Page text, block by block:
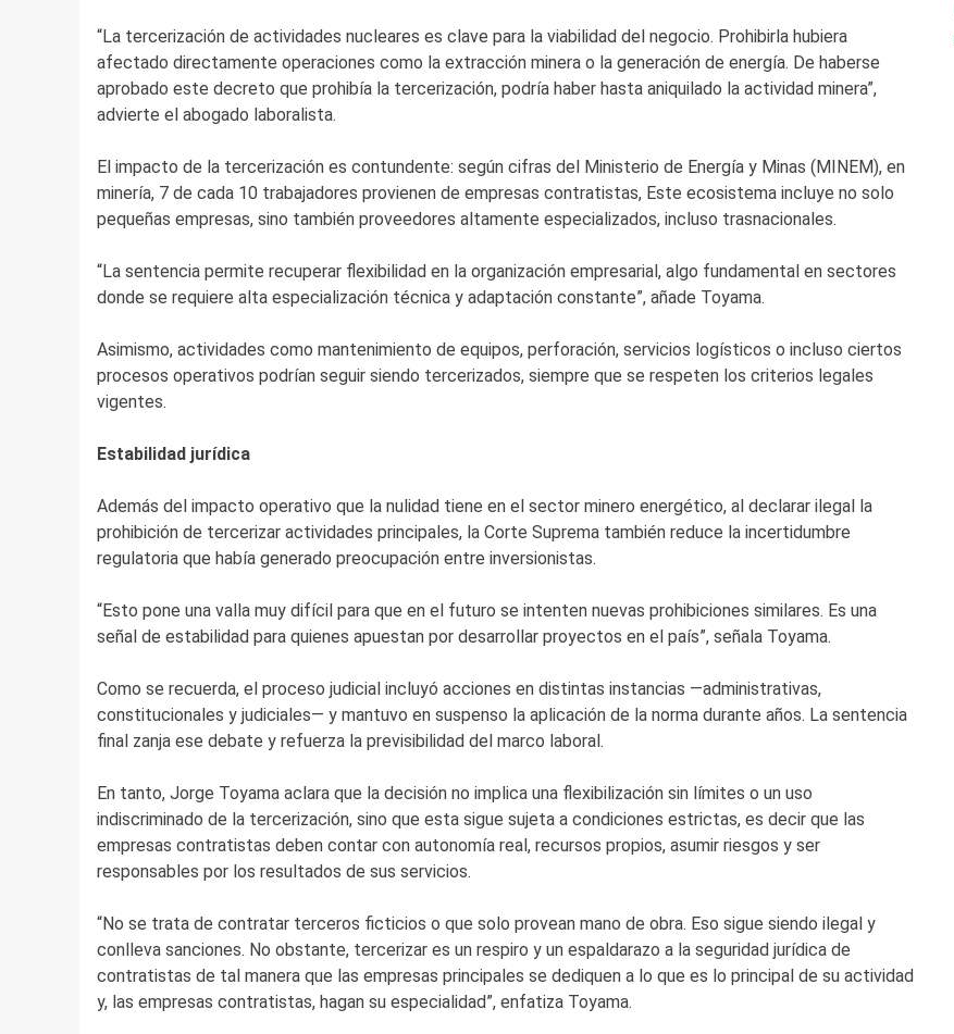
“La tercerización de actividades nucleares es clave para la viabilidad del negocio. Prohibirla hubiera
afectado directamente operaciones como la extracción minera o la generación de energía. De haberse
aprobado este decreto que prohibía la tercerización, podría haber hasta aniquilado la actividad minera”,
advierte el abogado laboralista.
El impacto de la tercerización es contundente: según cifras del Ministerio de Energía y Minas (MINEM), en
minería, 7 de cada 10 trabajadores provienen de empresas contratistas, Este ecosistema incluye no solo
pequeñas empresas, sino también proveedores altamente especializados, incluso trasnacionales.
“La sentencia permite recuperar flexibilidad en la organización empresarial, algo fundamental en sectores
donde se requiere alta especialización técnica y adaptación constante”, añade Toyama.
Asimismo, actividades como mantenimiento de equipos, perforación, servicios logísticos o incluso ciertos
procesos operativos podrían seguir siendo tercerizados, siempre que se respeten los criterios legales
vigentes.
Estabilidad jurídica
Además del impacto operativo que la nulidad tiene en el sector minero energético, al declarar ilegal la
prohibición de tercerizar actividades principales, la Corte Suprema también reduce la incertidumbre
regulatoria que había generado preocupación entre inversionistas.
“Esto pone una valla muy difícil para que en el futuro se intenten nuevas prohibiciones similares. Es una
señal de estabilidad para quienes apuestan por desarrollar proyectos en el país”, señala Toyama.
Como se recuerda, el proceso judicial incluyó acciones en distintas instancias —administrativas,
constitucionales y judiciales— y mantuvo en suspenso la aplicación de la norma durante años. La sentencia
final zanja ese debate y refuerza la previsibilidad del marco laboral.
En tanto, Jorge Toyama aclara que la decisión no implica una flexibilización sin límites o un uso
indiscriminado de la tercerización, sino que esta sigue sujeta a condiciones estrictas, es decir que las
empresas contratistas deben contar con autonomía real, recursos propios, asumir riesgos y ser
responsables por los resultados de sus servicios.
“No se trata de contratar terceros ficticios o que solo provean mano de obra. Eso sigue siendo ilegal y
conlleva sanciones. No obstante, tercerizar es un respiro y un espaldarazo a la seguridad jurídica de
contratistas de tal manera que las empresas principales se dediquen a lo que es lo principal de su actividad
y, las empresas contratistas, hagan su especialidad”, enfatiza Toyama.